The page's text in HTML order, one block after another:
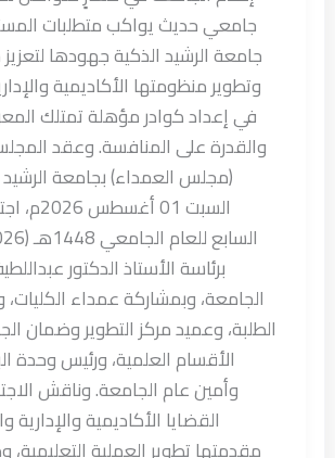
جامعي حديث يواكب متطلبات
جامعة الرشيد الذكية جهودها
وتطوير منظومتها الأكاديمية
في إعداد كوادر مؤهلة تمتلك
والقدرة على المنافسة. وعقد
(مجلس العمداء) بجامعة الرشيد
السبت 01
برئاسة الأستاذ الدكتور
الجامعة، وبمشاركة عمداء
الطلبة، وعميد مركز التطوير وضمان
الأقسام العلمية، ورئيس وحدة
وأمين عام الجامعة. وناقش
القضايا الأكاديمية والإدارية
مقدمتها تطوير العملية التعليمية،